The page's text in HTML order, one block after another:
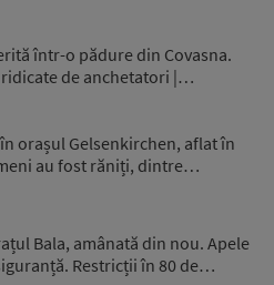
într-o pădure din Covasna.
ridicate de anchetatori |…
orașul Gelsenkirchen, aflat în
au fost răniți, dintre…
Bala, amânată din nou. Apele
Restricții în 80 de…